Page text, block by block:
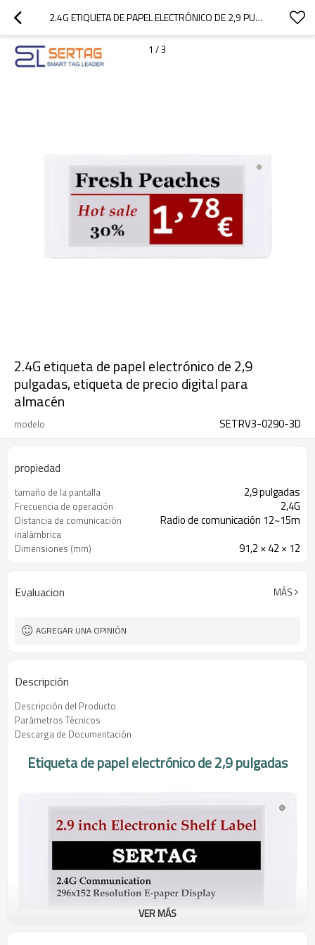
2.4G ETIQUETA DE PAPEL ELECTRÓNICO DE 2,9 PULGADAS, ETIQUETA DE PRECIO DIGITAL PARA ALMACÉN
1 /3
2.4G etiqueta de papel electrónico de 2,9
pulgadas, etiqueta de precio digital para
almacén
modelo SETRV3-0290-3D
propiedad
tamaño de la pantalla 2,9 pulgadas
Frecuencia de operación 2,4G
Distancia de comunicación
inalámbrica
Radio de comunicación 12~15m
Dimensiones (mm) 91,2 × 42 × 12
Evaluacion MÁS
AGREGAR UNA OPINIÓN
Descripción
Descripción del Producto
Parámetros Técnicos
Descarga de Documentación
Etiqueta de papel electrónico de 2,9 pulgadas
VER MÁS